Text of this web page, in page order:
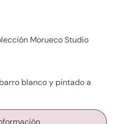
Morueco Studio
blanco y pintado a